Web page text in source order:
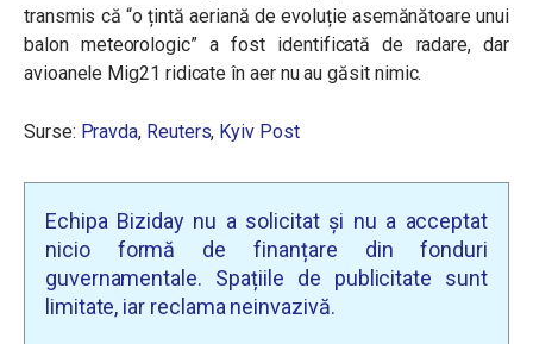
transmis că “o țintă aeriană de evoluție asemănătoare unui
balon meteorologic” a fost identificată de radare, dar
avioanele Mig21 ridicate în aer nu au găsit nimic.
Surse: Pravda, Reuters, Kyiv Post
Echipa Biziday nu a solicitat și nu a acceptat
nicio formă de finanțare din fonduri
guvernamentale. Spațiile de publicitate sunt
limitate, iar reclama neinvazivă.